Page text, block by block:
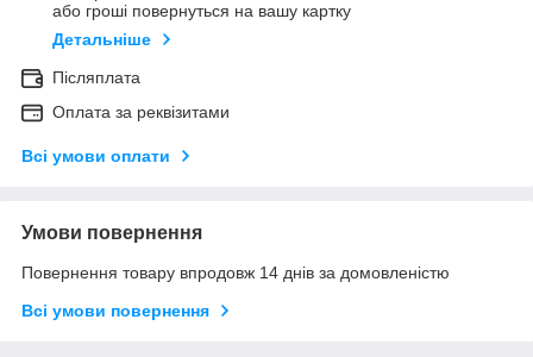
або гроші повернуться на вашу картку
Детальніше
Післяплата
Оплата за реквізитами
Всі умови оплати
Умови повернення
Повернення товару впродовж 14 днів за домовленістю
Всі умови повернення